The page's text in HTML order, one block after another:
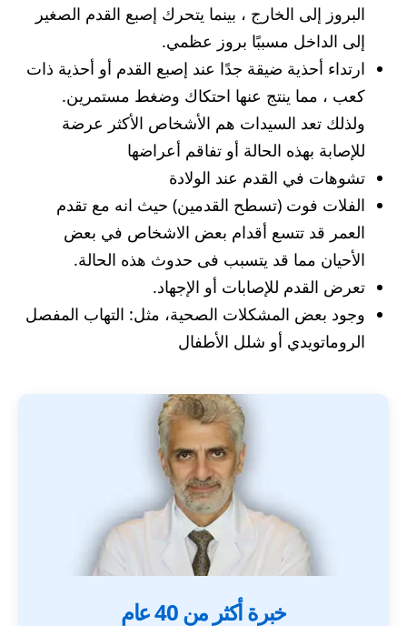
البروز إلى الخارج ، بينما يتحرك إصبع القدم الصغير
إلى الداخل مسببًا بروز عظمي.
ارتداء أحذية ضيقة جدًا عند إصبع القدم أو أحذية ذات
كعب ، مما ينتج عنها احتكاك وضغط مستمرين.
ولذلك تعد السيدات هم الأشخاص الأكثر عرضة
للإصابة بهذه الحالة أو تفاقم أعراضها
تشوهات في القدم عند الولادة
الفلات فوت (تسطح القدمين) حيث انه مع تقدم
العمر قد تتسع أقدام بعض الاشخاص في بعض
الأحيان مما قد يتسبب فى حدوث هذه الحالة.
تعرض القدم للإصابات أو الإجهاد.
وجود بعض المشكلات الصحية، مثل: التهاب المفصل
الروماتويدي أو شلل الأطفال
خبرة أكثر من 40 عام